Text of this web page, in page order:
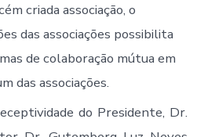
criada associação, o
das associações possibilita
de colaboração mútua em
das associações.
do Presidente, Dr.